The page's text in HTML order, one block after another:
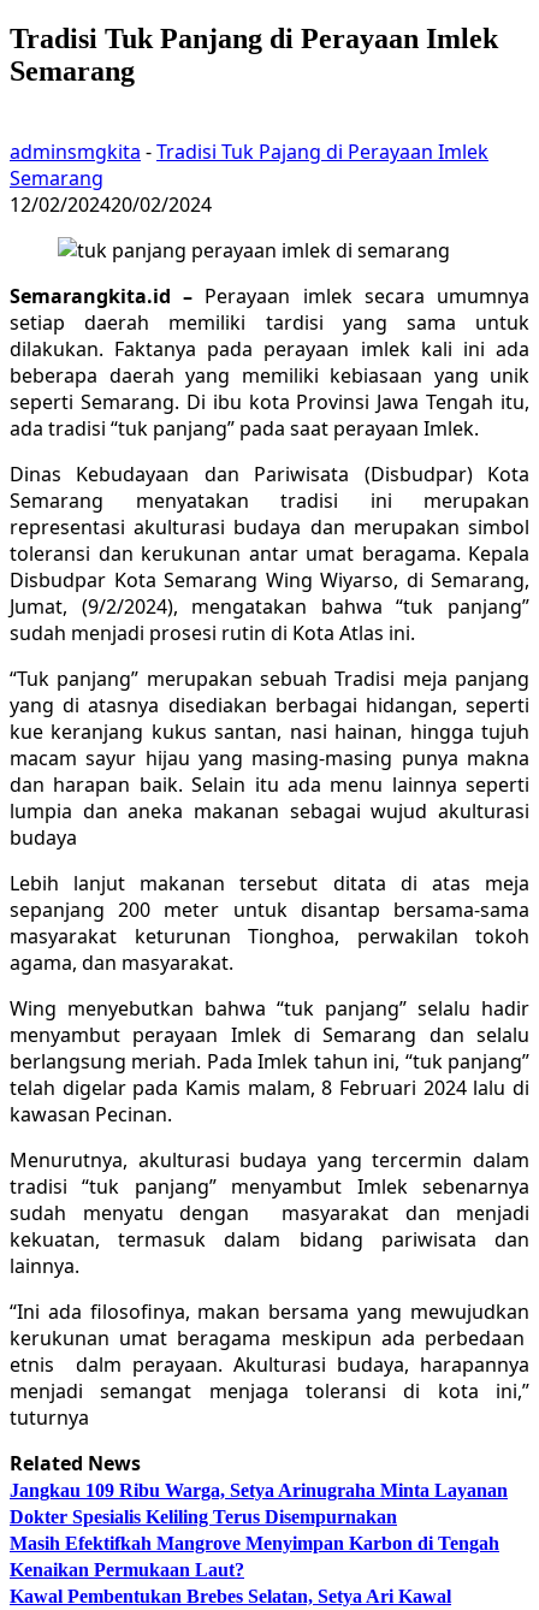
Tradisi Tuk Panjang di Perayaan Imlek
Semarang
adminsmgkita -Tradisi Tuk Pajang di Perayaan Imlek
Semarang
12/02/202420/02/2024
Semarangkita.id – Perayaan imlek secara umumnya
setiap daerah memiliki tardisi yang sama untuk
dilakukan. Faktanya pada perayaan imlek kali ini ada
beberapa daerah yang memiliki kebiasaan yang unik
seperti Semarang. Di ibu kota Provinsi Jawa Tengah itu,
ada tradisi “tuk panjang” pada saat perayaan Imlek.
Dinas
Kebudayaan dan Pariwisata (Disbudpar)
Kota
Semarang
menyatakan tradisi ini
merupakan
representasi akulturasi budaya dan merupakan simbol
toleransi dan kerukunan antar umat beragama. Kepala
Disbudpar Kota Semarang Wing Wiyarso, di Semarang,
Jumat, (9/2/2024), mengatakan bahwa “tuk panjang”
sudah menjadi prosesi rutin di Kota Atlas ini.
“Tuk panjang” merupakan sebuah Tradisi meja panjang
yang di atasnya disediakan berbagai hidangan, seperti
kue keranjang kukus santan, nasi hainan, hingga tujuh
macam sayur hijau yang masing-masing punya makna
dan harapan baik. Selain itu ada menu lainnya seperti
lumpia dan aneka makanan sebagai wujud akulturasi
budaya
Lebih lanjut makanan tersebut ditata di atas meja
sepanjang 200 meter untuk disantap bersama-sama
masyarakat keturunan Tionghoa, perwakilan tokoh
agama, dan masyarakat.
Wing menyebutkan bahwa “tuk panjang” selalu hadir
menyambut perayaan Imlek di Semarang dan selalu
berlangsung meriah. Pada Imlek tahun ini, “tuk panjang”
telah digelar pada Kamis malam, 8 Februari 2024 lalu di
kawasan Pecinan.
Menurutnya, akulturasi budaya yang tercermin dalam
tradisi “tuk panjang” menyambut Imlek sebenarnya
sudah menyatu dengan masyarakat dan menjadi
kekuatan, termasuk dalam bidang pariwisata dan
lainnya.
“Ini ada filosofinya, makan bersama yang mewujudkan
kerukunan umat beragama meskipun ada perbedaan
etnis dalm perayaan. Akulturasi budaya, harapannya
menjadi semangat menjaga toleransi di kota ini,”
tuturnya
Related News
Jangkau 109 Ribu Warga, Setya Arinugraha Minta Layanan
Dokter Spesialis Keliling Terus Disempurnakan
Masih Efektifkah Mangrove Menyimpan Karbon di Tengah
Kenaikan Permukaan Laut?
Kawal Pembentukan Brebes Selatan, Setya Ari Kawal